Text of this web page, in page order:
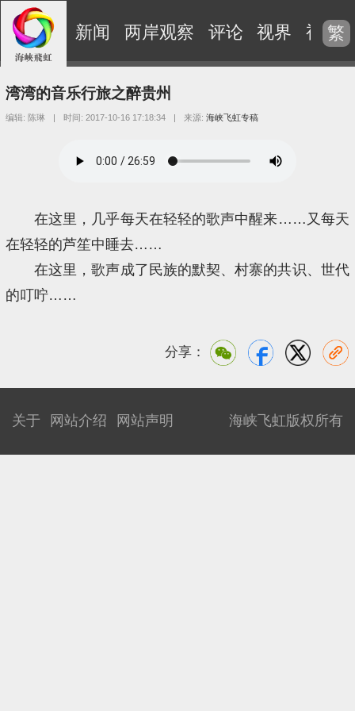
新闻 两岸观察 评论 视界 视频
繁
湾湾的音乐行旅之醉贵州
编辑: 陈琳 | 时间: 2017-10-16 17:18:34 | 来源:海峡飞虹专稿
在这里，几乎每天在轻轻的歌声中醒来……又每天
在轻轻的芦笙中睡去……
在这里，歌声成了民族的默契、村寨的共识、世代
的叮咛……
分享：
海峡飞虹版权所有
关于 网站介绍 网站声明